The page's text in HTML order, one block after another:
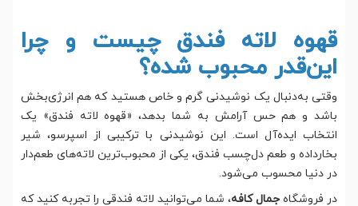
قهوه لاته فندق چیست و چرا
این‌قدر محبوب شده؟
وقتی به‌دنبال یک نوشیدنی گرم و خاص هستید که هم انرژی‌بخش
باشد و هم حس آرامش به شما بدهد، «قهوه لاته فندق» یک
انتخاب ایده‌آل است. این نوشیدنی با ترکیبی از اسپرسو، شیر
بخار‌داده و طعم دل‌چسب فندق، یکی از محبوب‌ترین لاته‌های طعم‌دار
در دنیا محسوب می‌شود.
در فروشگاه جمال کافه، شما می‌توانید لاته فندقی را تجربه کنید که